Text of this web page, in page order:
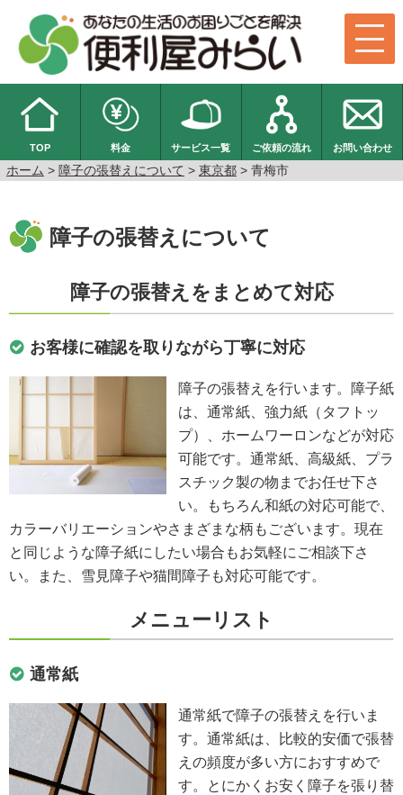
TOP 料金 サービス一覧 ご依頼の流れ お問い合わせ
ホーム > 障子の張替えについて > 東京都> 青梅市
障子の張替えについて
障子の張替えをまとめて対応
お客様に確認を取りながら丁寧に対応
障子の張替えを行います。障子紙
は、通常紙、強力紙（タフトッ
プ）、ホームワーロンなどが対応
可能です。通常紙、高級紙、プラ
スチック製の物までお任せ下さ
い。もちろん和紙の対応可能で、
カラーバリエーションやさまざまな柄もございます。現在
と同じような障子紙にしたい場合もお気軽にご相談下さ
い。また、雪見障子や猫間障子も対応可能です。
メニューリスト
通常紙
通常紙で障子の張替えを行いま
す。通常紙は、比較的安価で張替
えの頻度が多い方におすすめで
す。とにかくお安く障子を張り替